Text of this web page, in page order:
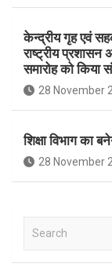
केन्द्रीय गृह एवं
राष्ट्रीय
समारोह को किया
28 November
शिक्षा विभाग का
28 November
a